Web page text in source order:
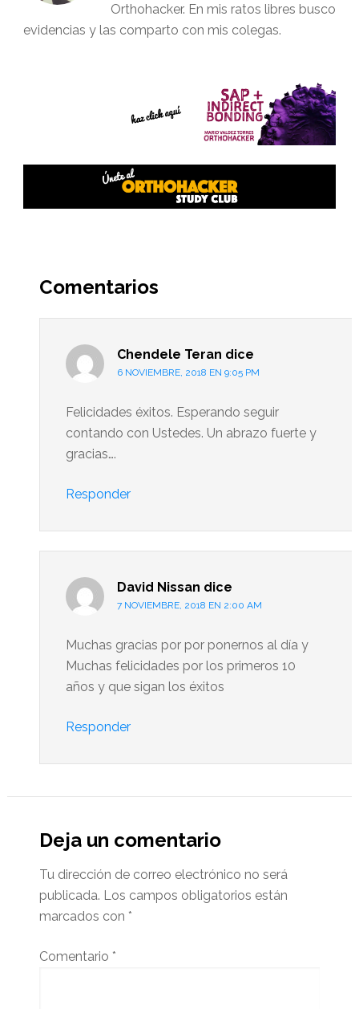
Orthohacker. En mis ratos libres busco
evidencias y las comparto con mis colegas.
del
lector
Comentarios
Chendele Teran dice
6 NOVIEMBRE, 2018 EN 9:05 PM
Felicidades éxitos. Esperando seguir
contando con Ustedes. Un abrazo fuerte y
gracias….
Responder
David Nissan dice
7 NOVIEMBRE, 2018 EN 2:00 AM
Muchas gracias por por ponernos al día y
Muchas felicidades por los primeros 10
años y que sigan los éxitos
Responder
Deja un comentario
Tu dirección de correo electrónico no será
publicada. Los campos obligatorios están
marcados con *
Comentario *